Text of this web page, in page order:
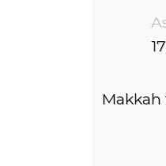
Makkah